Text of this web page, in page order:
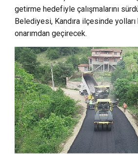
getirme hedefiyle çalışmalarını
Belediyesi, Kandıra ilçesinde yolları
onarımdan geçirecek.